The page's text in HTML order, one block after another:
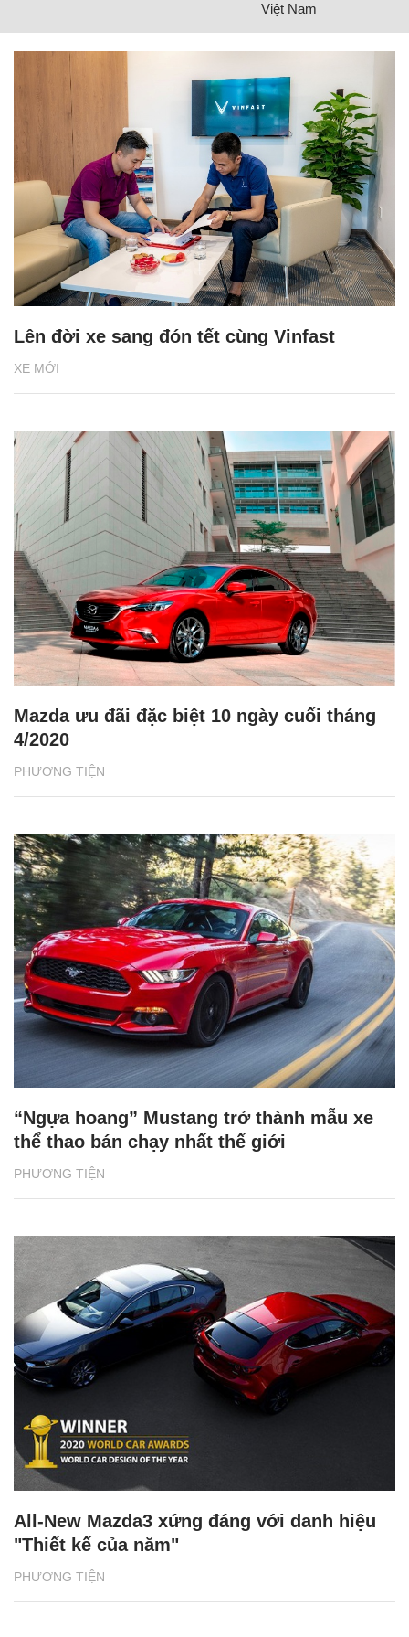
Việt Nam
XE MỚI
Lên đời xe sang đón tết cùng Vinfast
PHƯƠNG TIỆN
Mazda ưu đãi đặc biệt 10 ngày cuối tháng
4/2020
PHƯƠNG TIỆN
“Ngựa hoang” Mustang trở thành mẫu xe
thể thao bán chạy nhất thế giới
PHƯƠNG TIỆN
All-New Mazda3 xứng đáng với danh hiệu
"Thiết kế của năm"